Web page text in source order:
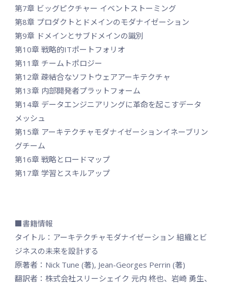
第7章 ビッグピクチャー イベントストーミング
第8章 プロダクトとドメインのモダナイゼーション
第9章 ドメインとサブドメインの識別
第10章 戦略的ITポートフォリオ
第11章 チームトポロジー
第12章 疎結合なソフトウェアアーキテクチャ
第13章 内部開発者プラットフォーム
第14章 データエンジニアリングに革命を起こすデータ
メッシュ
第15章 アーキテクチャモダナイゼーションイネーブリン
グチーム
第16章 戦略とロードマップ
第17章 学習とスキルアップ
■書籍情報
タイトル：アーキテクチャモダナイゼーション 組織とビ
ジネスの未来を設計する
原著者：Nick Tune (著), Jean-Georges Perrin (著)
翻訳者：株式会社スリーシェイク 元内 柊也、岩崎 勇生、